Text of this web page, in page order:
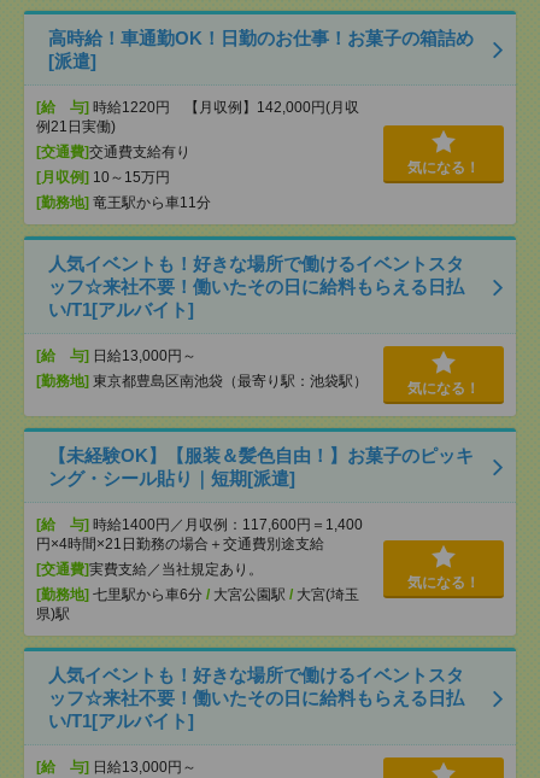
高時給！車通勤OK！日勤のお仕事！お菓子の箱詰め
[派遣]
[給 与] 時給1220円 【月収例】142,000円(月収
例21日実働)
[交通費]交通費支給有り
[月収例] 10～15万円
[勤務地] 竜王駅から車11分
気になる！
人気イベントも！好きな場所で働けるイベントスタ
ッフ☆来社不要！働いたその日に給料もらえる日払
い/T1[アルバイト]
[給 与] 日給13,000円～
[勤務地] 東京都豊島区南池袋（最寄り駅：池袋駅） 気になる！
【未経験OK】【服装＆髪色自由！】お菓子のピッキ
ング・シール貼り｜短期[派遣]
[給 与] 時給1400円／月収例：117,600円＝1,400
円×4時間×21日勤務の場合＋交通費別途支給
[交通費]実費支給／当社規定あり。
[勤務地] 七里駅から車6分 / 大宮公園駅 / 大宮(埼玉
県)駅
気になる！
人気イベントも！好きな場所で働けるイベントスタ
ッフ☆来社不要！働いたその日に給料もらえる日払
い/T1[アルバイト]
[給 与] 日給13,000円～